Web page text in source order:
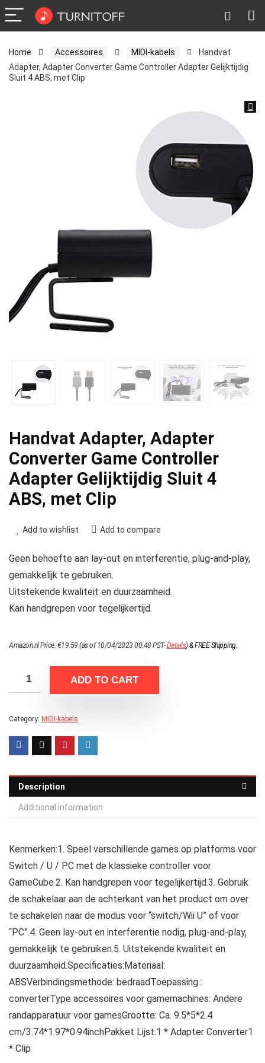
Home Accessoires MIDI-kabels
Handvat
Adapter, Adapter Converter Game Controller Adapter Gelijktijdig
Sluit 4 ABS, met Clip
Handvat Adapter, Adapter
Converter Game Controller
Adapter Gelijktijdig Sluit 4
ABS, met Clip
Add to wishlist Add to compare
Geen behoefte aan lay-out en interferentie, plug-and-play,
gemakkelijk te gebruiken.
Uitstekende kwaliteit en duurzaamheid.
Kan handgrepen voor tegelijkertijd.
Amazon.nl Price:€19.59 (as of 10/04/2023 00:48 PST-Details)&FREE Shipping.
ADD TO CART
Category: MIDI-kabels
Description
Additional information
Kenmerken:1. Speel verschillende games op platforms voor
Switch / U / PC met de klassieke controller voor
GameCube.2. Kan handgrepen voor tegelijkertijd.3. Gebruik
de schakelaar aan de achterkant van het product om over
te schakelen naar de modus voor “switch/Wii U” of voor
“PC”.4. Geen lay-out en interferentie nodig, plug-and-play,
gemakkelijk te gebruiken.5. Uitstekende kwaliteit en
duurzaamheid.Specificaties:Materiaal:
ABSVerbindingsmethode: bedraadToepassing :
converterType accessoires voor gamemachines: Andere
randapparatuur voor gamesGrootte: Ca. 9.5*5*2.4
cm/3.74*1.97*0.94inchPakket Lijst:1 * Adapter Converter1
* Clip